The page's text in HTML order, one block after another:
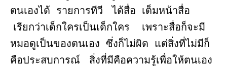
ตนเองได้ รายการทีวี ได้สื่อ เต็มหน้าสื่อ
เรียกว่าเด็กใครเป็นเด็กใคร เพราะสื่อก็จะมี
หมอดูเป็นของตนเอง ซึ่งก็ไม่ผิด แต่สิ่งที่ไม่มีก็
คือประสบการณ์ สิ่งที่มีคือความรู้เพื่อให้ตนเอง